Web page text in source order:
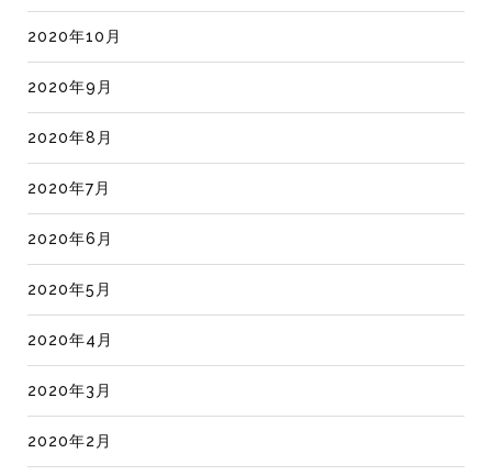
2020年10月
2020年9月
2020年8月
2020年7月
2020年6月
2020年5月
2020年4月
2020年3月
2020年2月